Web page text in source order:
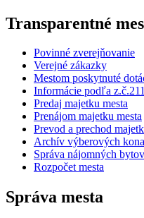
Transparentné
Povinné zverejňovanie
Verejné zákazky
Mestom poskytnuté
Informácie podľa
Predaj majetku mesta
Prenájom majetku mesta
Prevod a prechod
Archív výberových
Správa nájomných bytov
Rozpočet mesta
Správa mesta